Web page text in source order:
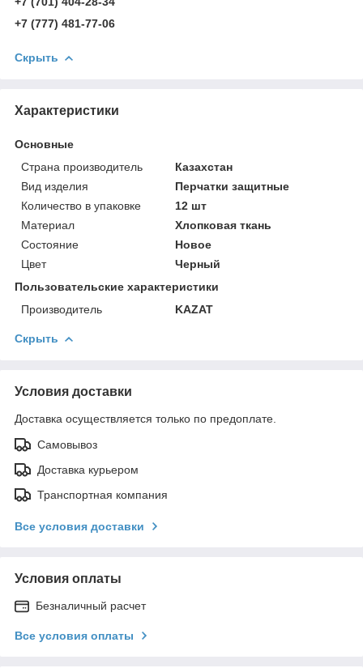
+7 (777) 481-77-06
Скрыть
Характеристики
Основные
Страна производитель
Казахстан
Вид изделия
Перчатки защитные
Количество в упаковке
12 шт
Материал
Хлопковая ткань
Состояние
Новое
Цвет
Черный
Пользовательские характеристики
Производитель
KAZAT
Скрыть
Условия доставки
Доставка осуществляется только по предоплате.
Самовывоз
Доставка курьером
Транспортная компания
Все условия доставки
Условия оплаты
Безналичный расчет
Все условия оплаты